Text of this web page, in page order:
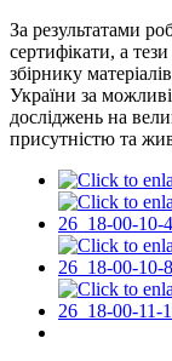
За результатами
сертифікати, а
збірнику
України за
досліджень на
присутністю та